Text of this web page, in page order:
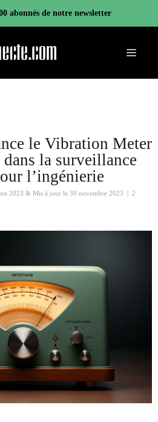
abonnés de notre newsletter
Menu
le Vibration Meter
la surveillance
l’ingénierie
2023 & Mis à jour le 30 novembre 2023
2